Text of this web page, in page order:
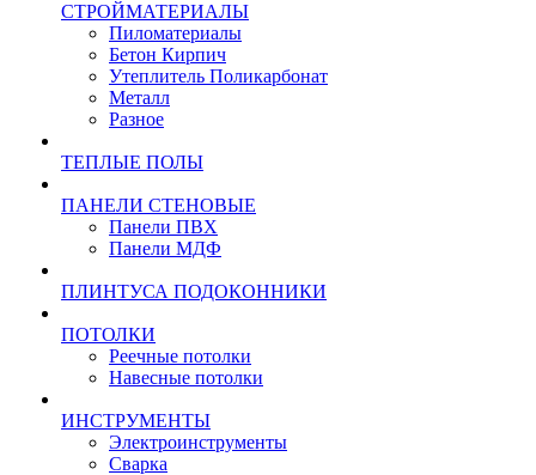
СТРОЙМАТЕРИАЛЫ
Пиломатериалы
Бетон Кирпич
Утеплитель Поликарбонат
Металл
Разное
ТЕПЛЫЕ ПОЛЫ
ПАНЕЛИ СТЕНОВЫЕ
Панели ПВХ
Панели МДФ
ПЛИНТУСА ПОДОКОННИКИ
ПОТОЛКИ
Реечные потолки
Навесные потолки
ИНСТРУМЕНТЫ
Электроинструменты
Сварка